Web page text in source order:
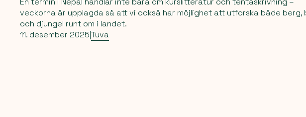
veckorna är upplagda så att vi också har möjlighet att utforska både berg,
och djungel runt om i landet.
11. desember 2025Tuva